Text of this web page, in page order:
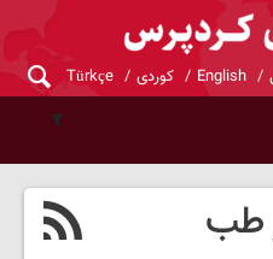
English کوردی Türkçe
طب